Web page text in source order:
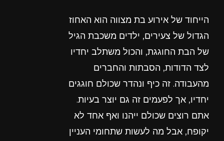
הייחוד של אירוע בת מצווה הוא האחוז
הגדול של צעירים, ילדים משכבת הגיל
של הבת החוגגת, והכול משתלב יחדיו
לצד הדודות, הסבתות והחברים
מהעבודה. זה כיף ונהדר שכולם חוגגים
יחדיו, אך לפעמים זה גם יוצר בעיות.
אתם רוצים שכולם ייהנו ואף אחד לא
יקופח, אבל מה לעשות שתחומי העניין